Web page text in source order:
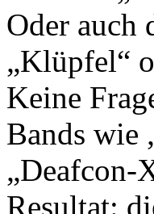
Oder auch
„Klüpfel“
Keine
Bands wie
„Deafcon-
Resultat: